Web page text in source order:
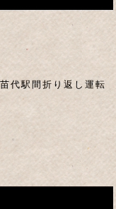
代駅間折り返し運転